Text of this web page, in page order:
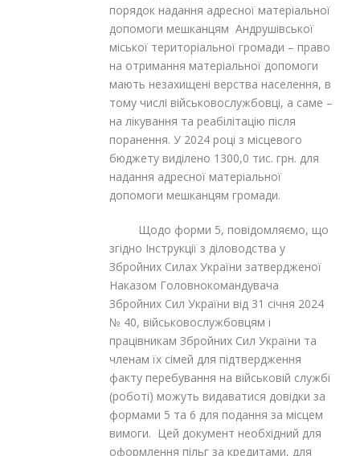
порядок надання адресної матеріальної
допомоги мешканцям Андрушівської
міської територіальної громади – право
на отримання матеріальної допомоги
мають незахищені верства населення, в
тому числі військовослужбовці, а саме –
на лікування та реабілітацію після
поранення. У 2024 році з місцевого
бюджету виділено 1300,0 тис. грн. для
надання адресної матеріальної
допомоги мешканцям громади.
Щодо форми 5, повідомляємо, що
згідно Інструкції з діловодства у
Збройних Силах України затвердженої
Наказом Головнокомандувача
Збройних Сил України від 31 січня 2024
№ 40, військовослужбовцям і
працівникам Збройних Сил України та
членам їх сімей для підтвердження
факту перебування на військовій службі
(роботі) можуть видаватися довідки за
формами 5 та 6 для подання за місцем
вимоги. Цей документ необхідний для
оформлення пільг за кредитами, для